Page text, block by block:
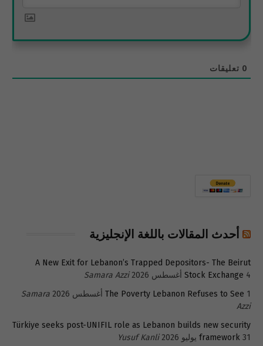
0 تعليقات
أحدث المقالات باللغة الإنجليزية
A New Exit for Lebanon’s Trapped Depositors- The Beirut
Stock Exchange 4 أغسطس 2026
Samara Azzi
The Poverty Lebanon Refuses to See 1 أغسطس 2026
Samara
Azzi
Türkiye seeks post-UNIFIL role as Lebanon builds new security
framework 31 يوليو 2026
Yusuf Kanli